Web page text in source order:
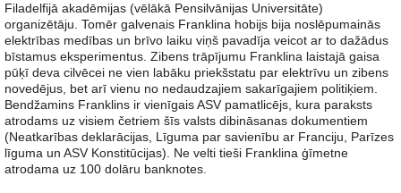
Filadelfijā akadēmijas (vēlākā Pensilvānijas Universitāte)
organizētāju. Tomēr galvenais Franklina hobijs bija noslēpumainās
elektrības medības un brīvo laiku viņš pavadīja veicot ar to dažādus
bīstamus eksperimentus. Zibens trāpījumu Franklina laistajā gaisa
pūķī deva cilvēcei ne vien labāku priekšstatu par elektrīvu un zibens
novedējus, bet arī vienu no nedaudzajiem sakarīgajiem politiķiem.
Bendžamins Franklins ir vienīgais ASV pamatlicējs, kura paraksts
atrodams uz visiem četriem šīs valsts dibināsanas dokumentiem
(Neatkarības deklarācijas, Līguma par savienību ar Franciju, Parīzes
līguma un ASV Konstitūcijas). Ne velti tieši Franklina ģīmetne
atrodama uz 100 dolāru banknotes.